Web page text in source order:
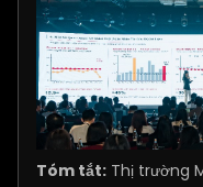
Tóm tắt: Thị trường